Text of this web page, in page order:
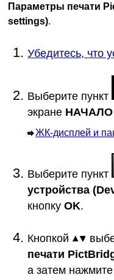
Параметры печати
settings).
Убедитесь, что
Выберите пункт
экране НАЧАЛО
ЖК-дисплей и
Выберите пункт
устройства
кнопкуOK.
Кнопкой
печати
а затем